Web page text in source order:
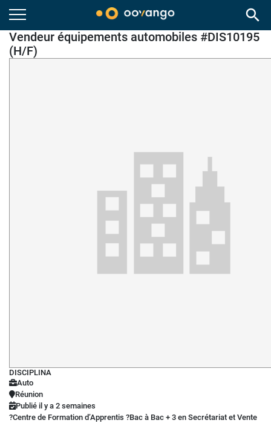
search
Vendeur équipements automobiles #DIS10195
(H/F)
DISCIPLINA
Auto
Réunion
Publié il y a 2 semaines
?Centre de Formation d’Apprentis ?Bac à Bac + 3 en Secrétariat et Vente